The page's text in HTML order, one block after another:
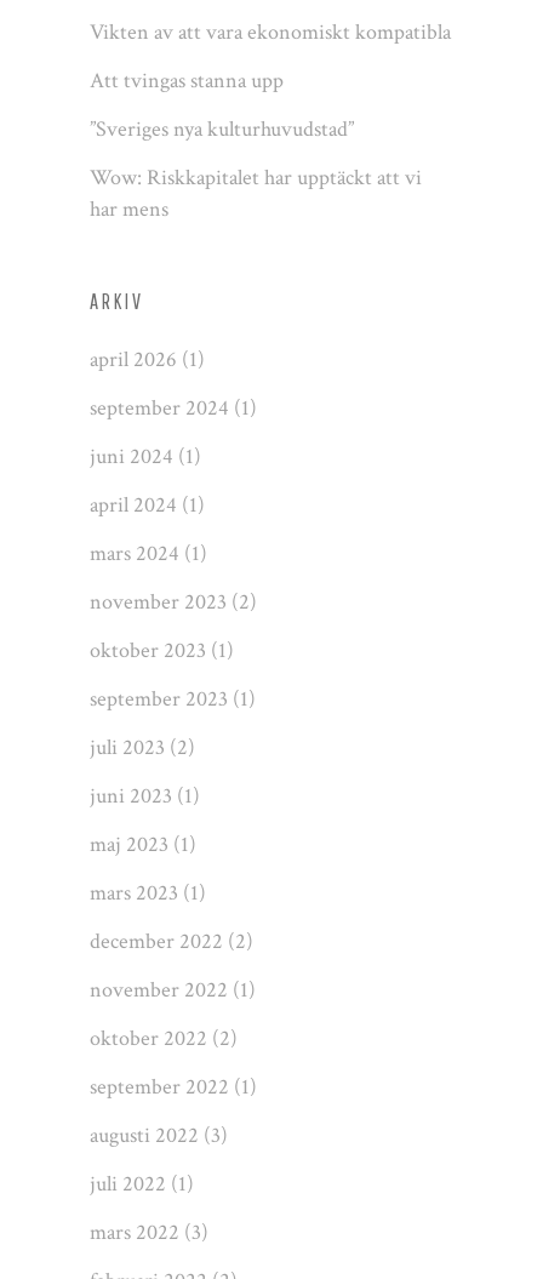
Vikten av att vara ekonomiskt kompatibla
Att tvingas stanna upp
”Sveriges nya kulturhuvudstad”
Wow: Riskkapitalet har upptäckt att vi
har mens
ARKIV
april 2026 (1)
september 2024 (1)
juni 2024 (1)
april 2024 (1)
mars 2024 (1)
november 2023 (2)
oktober 2023 (1)
september 2023 (1)
juli 2023 (2)
juni 2023 (1)
maj 2023 (1)
mars 2023 (1)
december 2022 (2)
november 2022 (1)
oktober 2022 (2)
september 2022 (1)
augusti 2022 (3)
juli 2022 (1)
mars 2022 (3)